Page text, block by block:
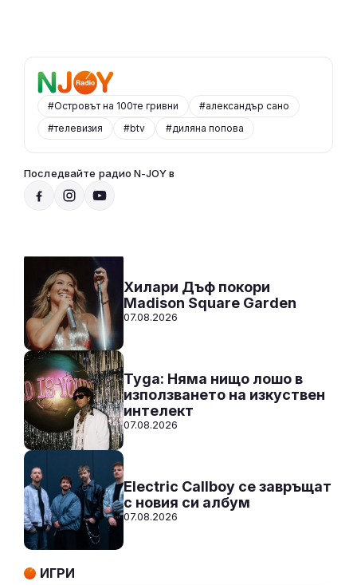
#Островът на 100те гривни
#александър сано
#телевизия
#btv #диляна попова
Последвайте радио N-JOY в
СЛУШАЙ
20:00 - 00:00
Хилари Дъф покори
Madison Square Garden
07.08.2026
Tyga: Няма нищо лошо в
използването на изкуствен
интелект
07.08.2026
Electric Callboy се завръщат
с новия си албум
07.08.2026
ИГРИ